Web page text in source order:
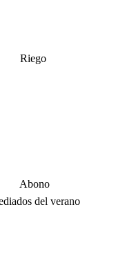
Riego
Abono
del verano